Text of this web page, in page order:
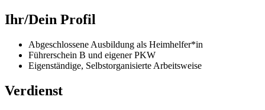
Ihr/Dein Profil
Abgeschlossene Ausbildung als Heimhelfer*in
Führerschein B und eigener PKW
Eigenständige, Selbstorganisierte Arbeitsweise
Verdienst